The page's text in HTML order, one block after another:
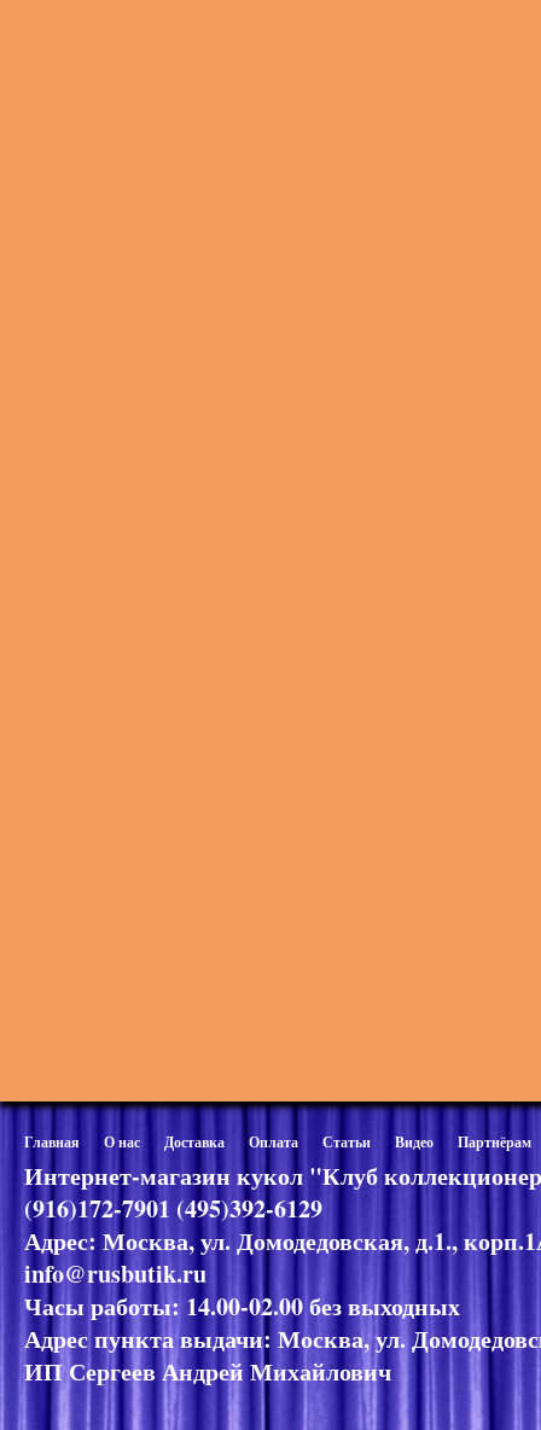
Главная О нас Доставка Оплата Статьи Видео Партнёрам
Интернет-магазин кукол "Клуб
(916)172-7901 (495)392-6129
Адрес: Москва, ул. Домодедовская, д.1.,
info@rusbutik.ru
Часы работы: 14.00-02.00 без выходных
Адрес пункта выдачи: Москва, ул.
ИП Сергеев Андрей Михайлович